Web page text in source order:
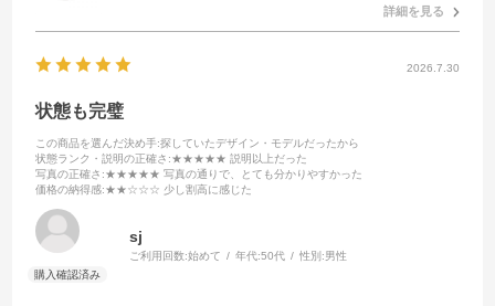
詳細を見る
2026.7.30
状態も完璧
この商品を選んだ決め手:探していたデザイン・モデルだったから
状態ランク・説明の正確さ :★★★★★ 説明以上だった
写真の正確さ :★★★★★ 写真の通りで、とても分かりやすかった
価格の納得感:★★☆☆☆ 少し割高に感じた
sj
ご利用回数:始めて 年代:50代 性別:男性